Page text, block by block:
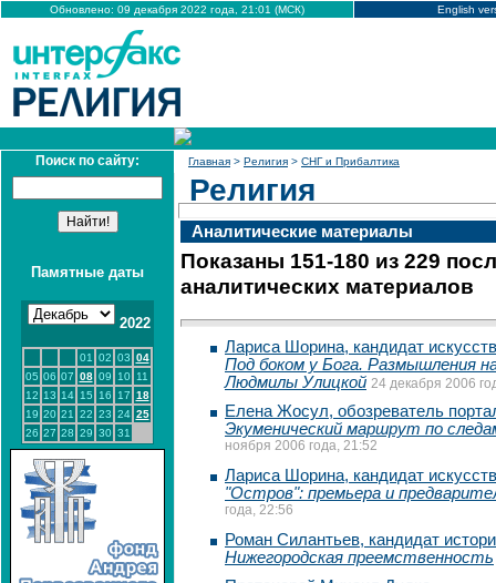
Обновлено: 09 декабря 2022 года, 21:01 (МСК) English
Поиск по сайту:
Памятные даты
2022
01 02 03 04
05 06 07 08 09 10
11
12 13 14 15 16 17 18
19 20 21 22 23 24 25
26 27 28 29 30 31
Главная > Религия > СНГ и Прибалтика
Религия
Аналитические материалы
Показаны 151-180 из 229
аналитических материалов
Лариса Шорина, кандидат
Под боком у Бога. Размышления
Людмилы Улицкой 24 декабря 2006
Елена Жосул, обозреватель
Экуменический маршрут по
ноября 2006 года, 21:52
Лариса Шорина, кандидат
"Остров": премьера и
года, 22:56
Роман Силантьев, кандидат
Нижегородская преемственность